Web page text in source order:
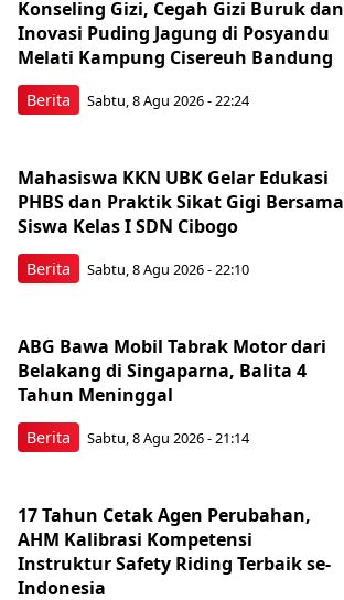
Berita
Konseling Gizi, Cegah Gizi Buruk dan
Inovasi Puding Jagung di Posyandu
Melati Kampung Cisereuh Bandung
Sabtu, 8 Agu 2026 - 22:24
Berita
Mahasiswa KKN UBK Gelar Edukasi
PHBS dan Praktik Sikat Gigi Bersama
Siswa Kelas I SDN Cibogo
Sabtu, 8 Agu 2026 - 22:10
Berita
ABG Bawa Mobil Tabrak Motor dari
Belakang di Singaparna, Balita 4
Tahun Meninggal
Sabtu, 8 Agu 2026 - 21:14
17 Tahun Cetak Agen Perubahan,
AHM Kalibrasi Kompetensi
Instruktur Safety Riding Terbaik se-
Indonesia